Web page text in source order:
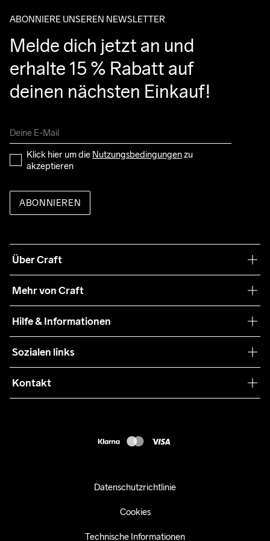
ABONNIERE UNSEREN NEWSLETTER
Melde dich jetzt an und
erhalte 15 % Rabatt auf
deinen nächsten Einkauf!
Klick hier um die Nutzungsbedingungen zu
akzeptieren
ABONNIEREN
Über Craft
Nachhaltigkeit
Mehr von Craft
Teamwear
Zusammenarbeit
Press
Hilfe & Informationen
Retouren
Kundendienst
Sozialen links
Kontakt
Datenschutzrichtlinie
Cookies
Technische Informationen